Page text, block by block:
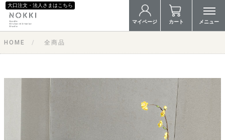
大口注文・法人さまはこちら
マイページ カート メニュー
HOME 全商品